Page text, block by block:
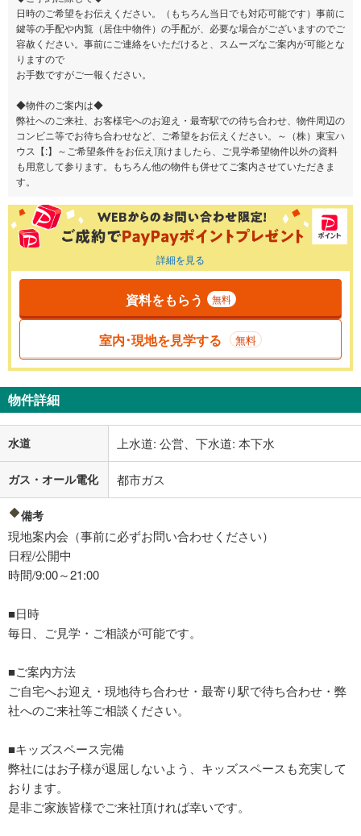
日時のご希望をお伝えください。（もちろん当日でも対応可能です）事前に
鍵等の手配や内覧（居住中物件）の手配が、必要な場合がございますのでご
容赦ください。事前にご連絡をいただけると、スムーズなご案内が可能とな
りますので
お手数ですがご一報ください。
◆物件のご案内は◆
弊社へのご来社、お客様宅へのお迎え・最寄駅での待ち合わせ、物件周辺の
コンビニ等でお待ち合わせなど、ご希望をお伝えください。～（株）東宝ハ
ウス【:】～ご希望条件をお伝え頂けましたら、ご見学希望物件以外の資料
も用意して参ります。もちろん他の物件も併せてご案内させていただきま
す。
詳細を見る
資料をもらう 無料
室内･現地を見学する 無料
物件詳細
水道 上水道: 公営、下水道: 本下水
ガス・オール電化 都市ガス
備考
現地案内会（事前に必ずお問い合わせください）
日程/公開中
時間/9:00～21:00
■日時
毎日、ご見学・ご相談が可能です。
■ご案内方法
ご自宅へお迎え・現地待ち合わせ・最寄り駅で待ち合わせ・弊
社へのご来社等ご相談ください。
■キッズスペース完備
弊社にはお子様が退屈しないよう、キッズスペースも充実して
おります。
是非ご家族皆様でご来社頂ければ幸いです。